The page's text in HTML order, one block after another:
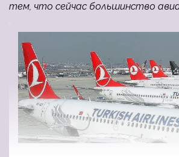
тем, что сейчас большинство